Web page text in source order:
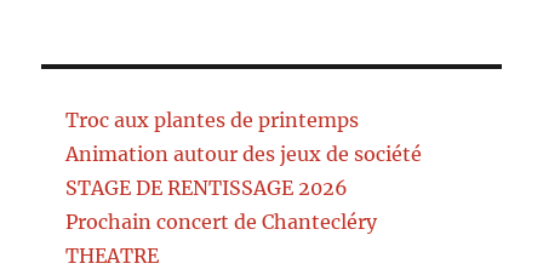
Troc aux plantes de printemps
Animation autour des jeux de société
STAGE DE RENTISSAGE 2026
Prochain concert de Chantecléry
THEATRE